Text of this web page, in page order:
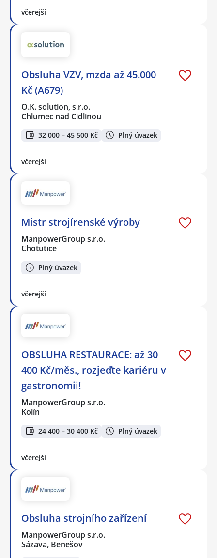
včerejší
Obsluha VZV, mzda až 45.000
Kč (A679)
O.K. solution, s.r.o.
Chlumec nad Cidlinou
32 000 – 45 500 Kč Plný úvazek
včerejší
Mistr strojírenské výroby
ManpowerGroup s.r.o.
Chotutice
Plný úvazek
včerejší
OBSLUHA RESTAURACE: až 30
400 Kč/měs., rozjeďte kariéru v
gastronomii!
ManpowerGroup s.r.o.
Kolín
24 400 – 30 400 Kč Plný úvazek
včerejší
Obsluha strojního zařízení
ManpowerGroup s.r.o.
Sázava, Benešov